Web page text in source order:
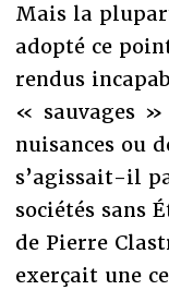
Mais la
adopté ce
rendus
« sauvages »
nuisances ou
s’agissait-il
sociétés sans
de Pierre
exerçait une